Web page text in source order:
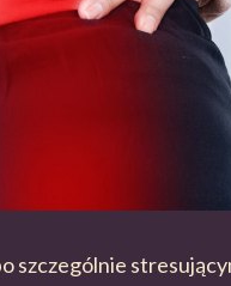
szczególnie